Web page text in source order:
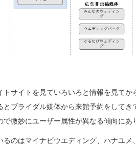
サイトを見ていろいろと情報を見て
とブライダル媒体から来館予約をして
微妙にユーザー属性が異なる傾向にあ
るのはマイナビウエディング、ハナユ